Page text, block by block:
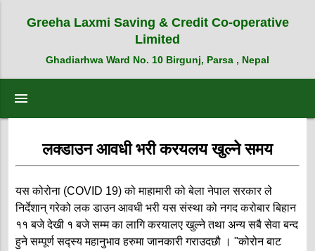
Greeha Laxmi Saving & Credit Co-operative
Limited
Ghadiarhwa Ward No. 10 Birgunj, Parsa , Nepal
menu
लक्डाउन आवधी भरी करयलय खुल्ने समय
यस कोरोना (COVID 19) को माहामारी को बेला नेपाल सरकार ले
निर्देशान् गरेको लक डाउन आवधी भरी यस संस्था को नगद करोबार बिहान
११ बजे देखी १ बजे सम्म का लागि करयालए खुल्ने तथा अन्य सबै सेवा बन्द
हुने सम्पूर्ण सद्स्य महानुभाव हरुमा जानकारी गराउदछौ । "कोरोन बाट